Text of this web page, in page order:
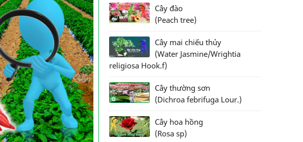
Cây đào
(Peach tree)
Cây mai chiếu thủy
(Water Jasmine/Wrightia
religiosa Hook.f)
Cây thường sơn
(Dichroa febrifuga Lour.)
Cây hoa hồng
(Rosa sp)